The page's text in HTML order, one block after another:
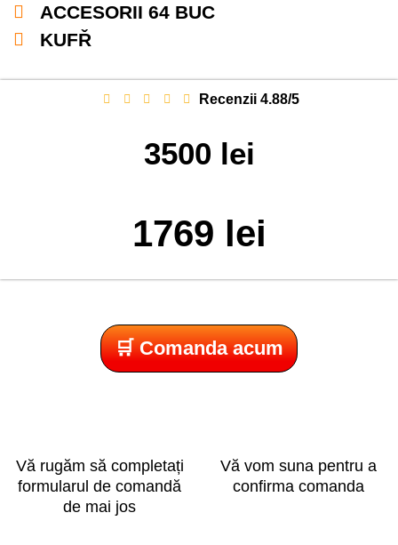
ACCESORII 64 BUC
KUFŘ
Recenzii 4.88/5
3500 lei
1769 lei
🛒 Comanda acum
Vă rugăm să completați
formularul de comandă
de mai jos
Vă vom suna pentru a
confirma comanda